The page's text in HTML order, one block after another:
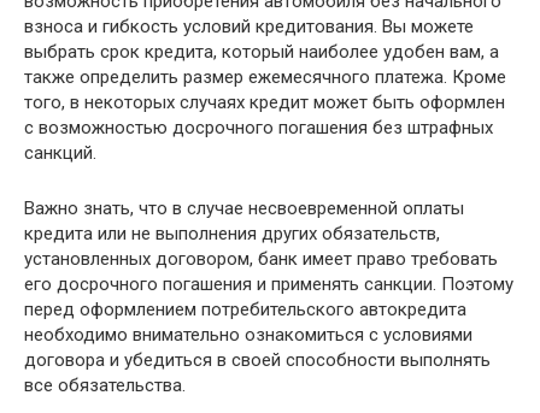
взноса и гибкость условий кредитования. Вы можете
выбрать срок кредита, который наиболее удобен вам, а
также определить размер ежемесячного платежа. Кроме
того, в некоторых случаях кредит может быть оформлен
с возможностью досрочного погашения без штрафных
санкций.
Важно знать, что в случае несвоевременной оплаты
кредита или не выполнения других обязательств,
установленных договором, банк имеет право требовать
его досрочного погашения и применять санкции. Поэтому
перед оформлением потребительского автокредита
необходимо внимательно ознакомиться с условиями
договора и убедиться в своей способности выполнять
все обязательства.